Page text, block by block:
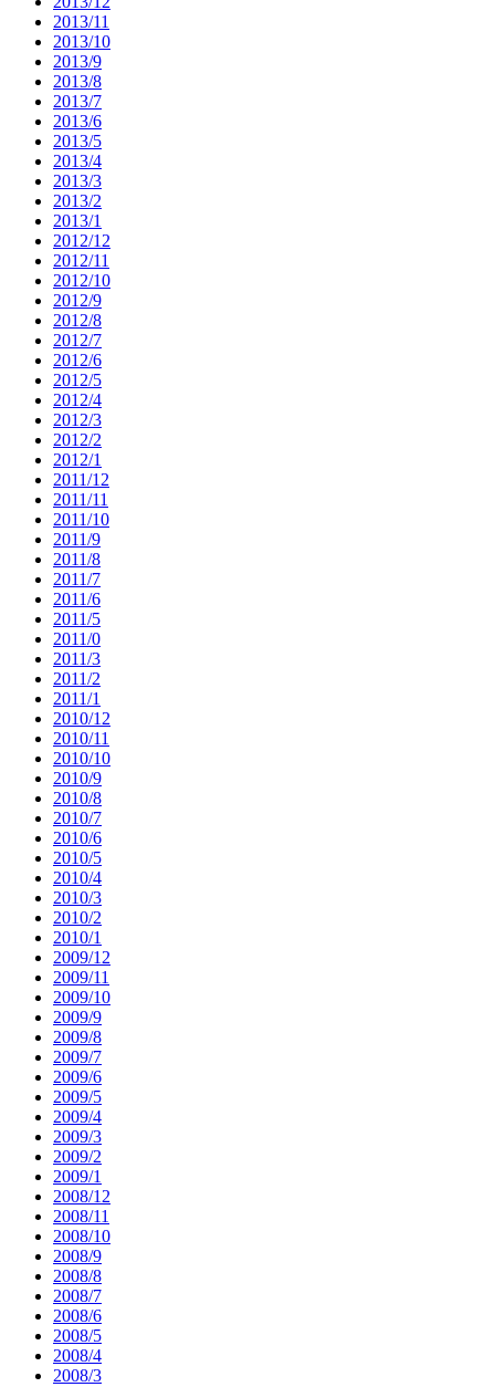
2013/11
2013/10
2013/9
2013/8
2013/7
2013/6
2013/5
2013/4
2013/3
2013/2
2013/1
2012/12
2012/11
2012/10
2012/9
2012/8
2012/7
2012/6
2012/5
2012/4
2012/3
2012/2
2012/1
2011/12
2011/11
2011/10
2011/9
2011/8
2011/7
2011/6
2011/5
2011/0
2011/3
2011/2
2011/1
2010/12
2010/11
2010/10
2010/9
2010/8
2010/7
2010/6
2010/5
2010/4
2010/3
2010/2
2010/1
2009/12
2009/11
2009/10
2009/9
2009/8
2009/7
2009/6
2009/5
2009/4
2009/3
2009/2
2009/1
2008/12
2008/11
2008/10
2008/9
2008/8
2008/7
2008/6
2008/5
2008/4
2008/3